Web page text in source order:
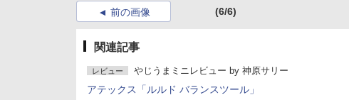
前の画像 (6/6)
関連記事
レビュー やじうまミニレビュー by 神原サリー
アテックス「ルルド バランスツール」